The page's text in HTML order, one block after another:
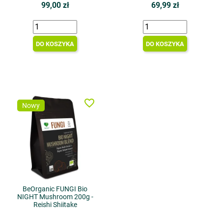
99,00 zł
DO KOSZYKA
69,99 zł
DO KOSZYKA
Nowy
BeOrganic FUNGI Bio
NIGHT Mushroom 200g -
Reishi Shiitake
favorite_border